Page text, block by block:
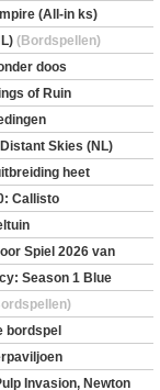
(All-in ks)
(Bordspellen)
doos
of Ruin
Skies (NL)
heet
Callisto
Spiel 2026 van
Season 1 Blue
bordspel
Invasion, Newton